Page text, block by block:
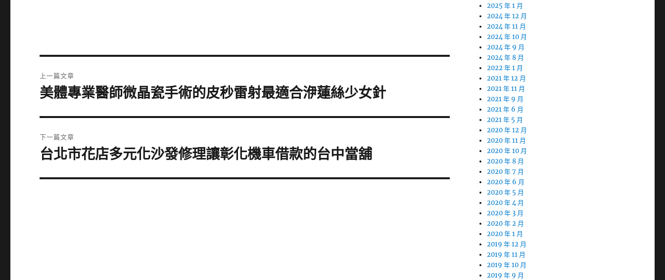
章
上一篇文章
上
篇
文
章:
美體專業醫師微晶瓷手術的皮秒雷射最適合洢蓮絲少女針
下一篇文章
下
篇
台北市花店多元化沙發修理讓彰化機車借款的台中當舖
2025 年 1 月
2024 年 12 月
2024 年 11 月
2024 年 10 月
2024 年 9 月
2024 年 8 月
2022 年 1 月
2021 年 12 月
2021 年 11 月
2021 年 9 月
2021 年 6 月
2021 年 5 月
2020 年 12 月
2020 年 11 月
2020 年 10 月
2020 年 8 月
2020 年 7 月
2020 年 6 月
2020 年 5 月
2020 年 4 月
2020 年 3 月
2020 年 2 月
2020 年 1 月
2019 年 12 月
2019 年 11 月
2019 年 10 月
2019 年 9 月